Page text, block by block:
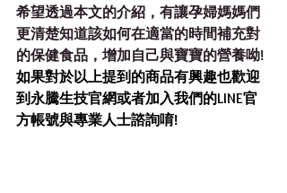
希望透過本文的介紹，有讓孕婦媽媽們
更清楚知道該如何在適當的時間補充對
的保健食品，增加自己與寶寶的營養呦!
如果對於以上提到的商品有興趣也歡迎
到永騰生技官網或者加入我們的LINE官
方帳號與專業人士諮詢唷!